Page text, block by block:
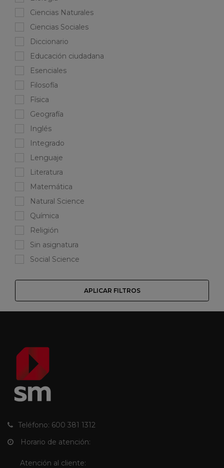
Ciencias Naturales
Ciencias Sociales
Diccionario
Educación ciudadana
Esenciales
Filosofía
Física
Geografía
Inglés
Integrado
Lenguaje
Literatura
Matemática
Natural Science
Química
Religión
Sin asignatura
Social Science
APLICAR FILTROS
Teléfono: 600 381 1312
Horario de atención:
Atención al cliente: